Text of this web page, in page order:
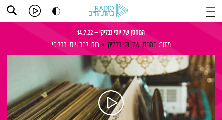
המחסן של יוסי בבליקי – 14.7.22
מתוך: המחסן של יוסי בבליקי רובן להב ויוסי בבליקי